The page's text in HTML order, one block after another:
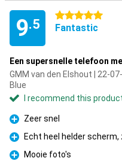
9.5
5 stars
Fantastic
Een supersnelle telefoon
GMM van den Elshout | 22-
Blue
I recommend this
Pro
Zeer snel
Pro
Echt heel helder
Pro
Mooie foto's